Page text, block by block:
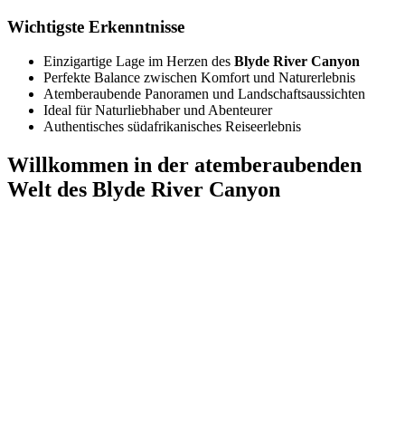
Wichtigste Erkenntnisse
Einzigartige Lage im Herzen des Blyde River Canyon
Perfekte Balance zwischen Komfort und Naturerlebnis
Atemberaubende Panoramen und Landschaftsaussichten
Ideal für Naturliebhaber und Abenteurer
Authentisches südafrikanisches Reiseerlebnis
Willkommen in der atemberaubenden
Welt des Blyde River Canyon